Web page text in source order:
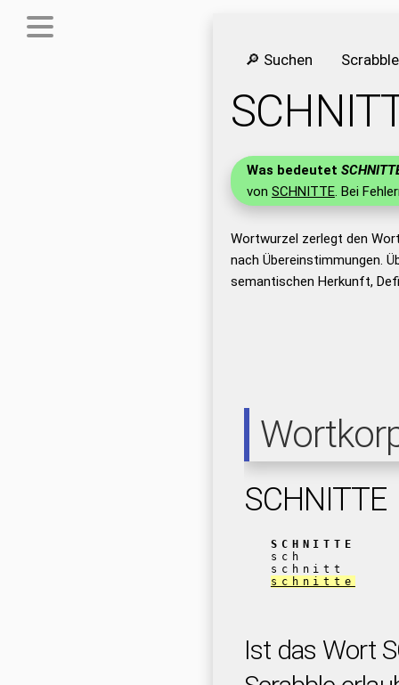
🔎 Suchen
Was bedeutet
von SCHNITTE. Bei
Wortwurzel zerlegt den
nach Übereinstimmungen.
semantischen Herkunft,
SCHNITTE
SCHNITTE
sch
schnitt
schnitte
Ist das Wort